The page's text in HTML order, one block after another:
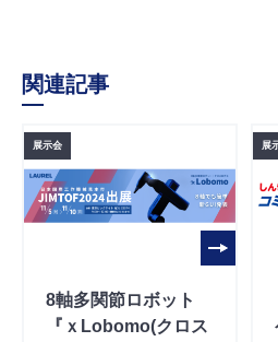
関連記事
展示会
8軸多関節ロボット
『ｘLobomo(クロス
展